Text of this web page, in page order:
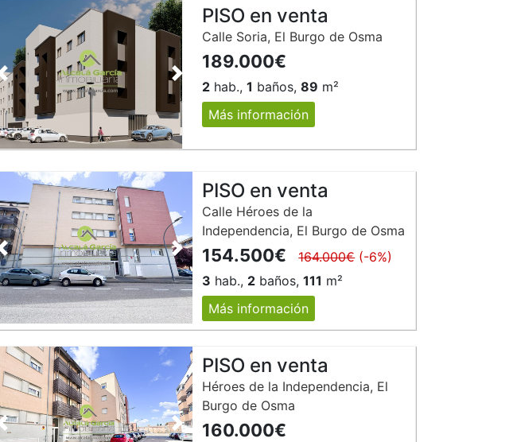
Anterior Siguiente
PISO en venta
Calle Soria, El Burgo de Osma
189.000€
2 hab.,1 baños,89 m²
Más información
Anterior Siguiente
PISO en venta
Calle Héroes de la
Independencia, El Burgo de Osma
154.500€ 164.000€(-6%)
3 hab., 2 baños,111 m²
Más información
Anterior Siguiente
PISO en venta
Héroes de la Independencia, El
Burgo de Osma
160.000€